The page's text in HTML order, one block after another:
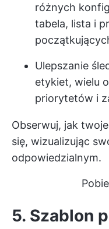
różnych
tabela, lista i
Ulepszanie
etykiet, wielu
priorytetów i
Obserwuj, jak
się, wizualizując
odpowiedzialnym.
5. Szablon